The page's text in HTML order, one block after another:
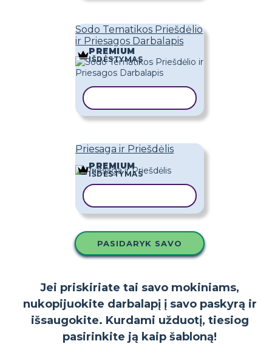
Sodo Tematikos Priešdėlio
ir Priesagos Darbalapis
PREMIUM
IŠDĖSTYMAS
Priesaga ir Priešdėlis
PREMIUM
IŠDĖSTYMAS
PASIDARYK SAVO
Jei priskiriate tai savo mokiniams,
nukopijuokite darbalapį į savo paskyrą ir
išsaugokite. Kurdami užduotį, tiesiog
pasirinkite ją kaip šabloną!